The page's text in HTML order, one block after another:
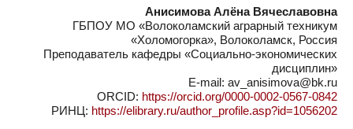
Анисимова Алёна Вячеславовна
ГБПОУ МО «Волоколамский аграрный техникум
«Холомогорка», Волоколамск, Россия
Преподаватель кафедры «Социально-экономических
дисциплин»
E-mail: av_anisimova@bk.ru
ORCID: https://orcid.org/0000-0002-0567-0842
РИНЦ: https://elibrary.ru/author_profile.asp?id=1056202